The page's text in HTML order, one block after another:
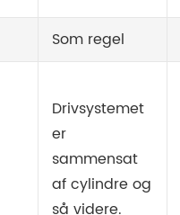
Som regel
Drivsystemet
er
sammensat
af cylindre og
så videre.